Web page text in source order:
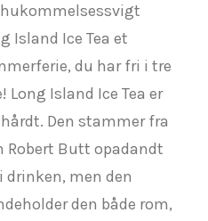
Island Ice Tea et
du har fri i tre
Long Island Ice Tea er
Den stammer fra
Robert Butt opadandt
drinken, men den
den både rom,